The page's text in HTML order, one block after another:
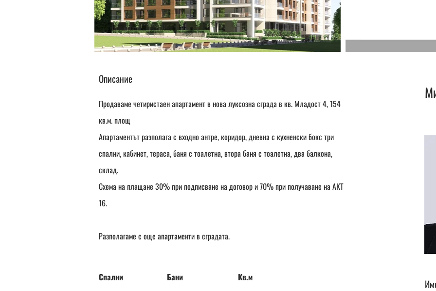
Описание
Продаваме четиристаен апартамент в нова луксозна сграда в кв. Младост 4, 154
кв.м. площ
Апартаментът разполага с входно антре, коридор, дневна с кухненски бокс три
спални, кабинет, тераса, баня с тоалетна, втора баня с тоалетна, два балкона,
склад.
Схема на плащане 30% при подписване на договор и 70% при получаване на АКТ
16.
Разполагаме с още апартаменти в сградата.
Спални Бани Кв.м